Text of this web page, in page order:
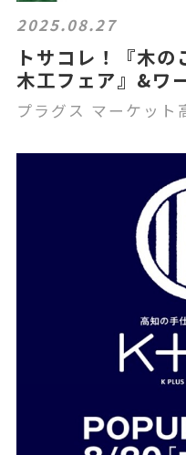
2025.08.27
トサコレ！『木
木工フェア』&ワ
プラグス マーケット